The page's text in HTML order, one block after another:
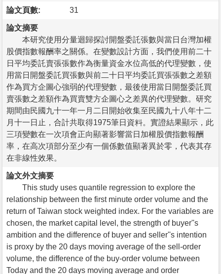
論文頁數: 31
論文摘要
本研究使用分量迴歸探討開盤委託張數與當日台灣加權
股價指數報酬率之關係。在變數設計方面，我們使用前二十
日平均委託賣張張數作為衡量資金水位高低的代理變數，使
用當日開盤委託買張數與前二十日平均委託買張張數之差額
作為買方企圖心強弱的代理變數，最後使用當日開盤委託買
賣張數之差額作為買賣雙方企圖心之差異的代理變數。研究
期間由民國九十一年一月二日開始收集至民國九十八年十二
月十一日止，合計共取得1975筆日資料。實證結果顯示，此
三項變數在一次項會正向顯著影響當日加權股價指數報酬
率，在高次項部分至少有一個係數值顯著異於零，代表其存
在非線性效果。
論文外文摘要
This study uses quantile regression to explore the
relationship between the first minute order volume and the
return of Taiwan stock weighted index. For the variables are
chosen, the market capital level, the strength of buyer''s
ambition and the difference of buyer and seller''s intention
is proxy by the 20 days moving average of the sell-order
volume, the difference of the buy-order volume between
Today and the 20 days moving average and order